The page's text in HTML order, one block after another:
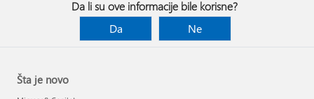
Da li su ove informacije bile korisne?
Da
Ne
Šta je novo